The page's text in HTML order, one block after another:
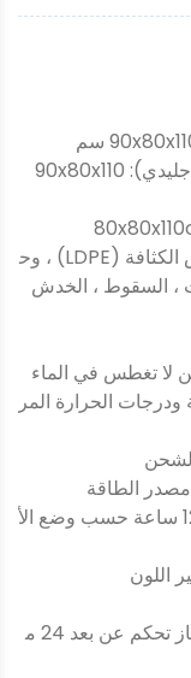
BC110B (شريط LED مستقيم مع تجويف جليدي): 90x80x110
• مصنوعة من البولي إيثيلين الأبيض منخفض الكثافة (LDPE) ، وح
، السقوط ، الخدش
لا تغطس في الماء
الحرارة المر
• وقت التشغيل: أكثر من 8 ساعات وحتى 12 ساعة حسب وضع الأ
• مع شاحن DC 5V 1A (مزود الطاقة) وجهاز تحكم عن بعد 24 م